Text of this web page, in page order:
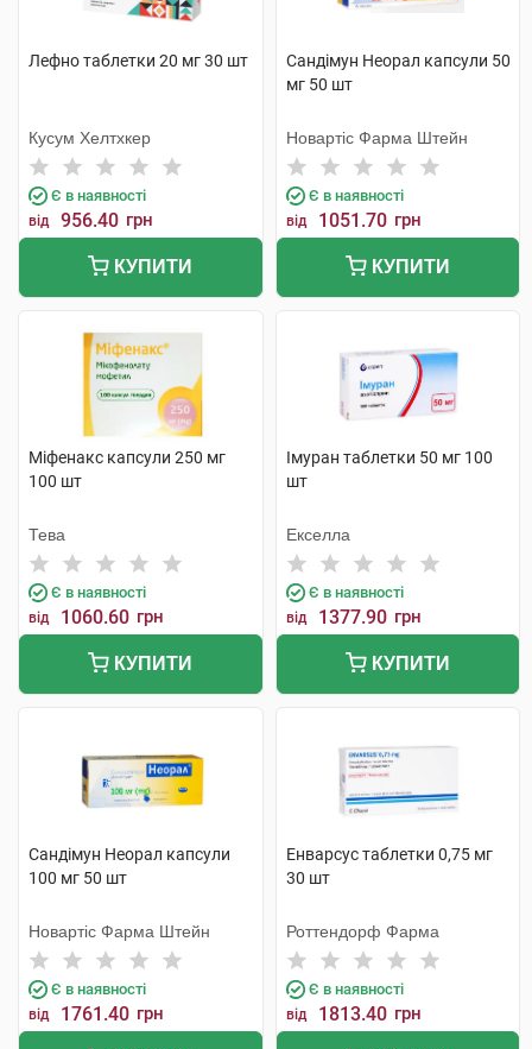
Лефно таблетки 20 мг 30 шт
Кусум Хелтхкер
Є в наявності
від 956.40 грн
КУПИТИ
Сандімун Неорал капсули 50
мг 50 шт
Новартіс Фарма Штейн
Є в наявності
від 1051.70 грн
КУПИТИ
Міфенакс капсули 250 мг
100 шт
Тева
Є в наявності
від 1060.60 грн
КУПИТИ
Імуран таблетки 50 мг 100
шт
Екселла
Є в наявності
від 1377.90 грн
КУПИТИ
Сандімун Неорал капсули
100 мг 50 шт
Новартіс Фарма Штейн
Є в наявності
від 1761.40 грн
Енварсус таблетки 0,75 мг
30 шт
Роттендорф Фарма
Є в наявності
від 1813.40 грн